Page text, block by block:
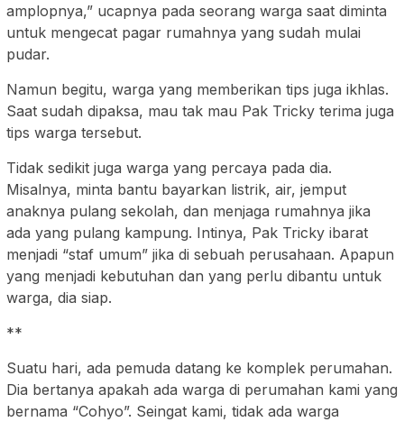
amplopnya,” ucapnya pada seorang warga saat diminta
untuk mengecat pagar rumahnya yang sudah mulai
pudar.
Namun begitu, warga yang memberikan tips juga ikhlas.
Saat sudah dipaksa, mau tak mau Pak Tricky terima juga
tips warga tersebut.
Tidak sedikit juga warga yang percaya pada dia.
Misalnya, minta bantu bayarkan listrik, air, jemput
anaknya pulang sekolah, dan menjaga rumahnya jika
ada yang pulang kampung. Intinya, Pak Tricky ibarat
menjadi “staf umum” jika di sebuah perusahaan. Apapun
yang menjadi kebutuhan dan yang perlu dibantu untuk
warga, dia siap.
**
Suatu hari, ada pemuda datang ke komplek perumahan.
Dia bertanya apakah ada warga di perumahan kami yang
bernama “Cohyo”. Seingat kami, tidak ada warga